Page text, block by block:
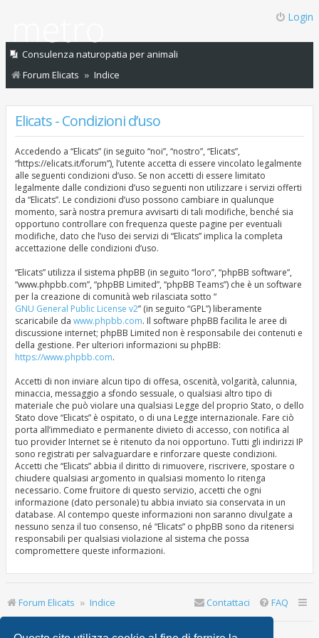
Login
Consulenza naturopatia per animali
Forum Elicats
Indice
Elicats - Condizioni d’uso
Accedendo a “Elicats” (in seguito “noi”, “nostro”, “Elicats”,
“https://elicats.it/forum”), l’utente accetta di essere vincolato legalmente
alle seguenti condizioni d’uso. Se non accetti di essere limitato
legalmente dalle condizioni d’uso seguenti non utilizzare i servizi offerti
da “Elicats”. Le condizioni d’uso possono cambiare in qualunque
momento, sarà nostra premura avvisarti di tali modifiche, benché sia
opportuno controllare con frequenza queste pagine per eventuali
modifiche, dato che l’uso dei servizi di “Elicats” implica la completa
accettazione delle condizioni d’uso.
“Elicats” utilizza il sistema phpBB (in seguito “loro”, “phpBB software”,
“www.phpbb.com”, “phpBB Limited”, “phpBB Teams”) che è un software
per la creazione di comunità web rilasciata sotto “
GNU General Public License v2” (in seguito “GPL”) liberamente
scaricabile da www.phpbb.com. Il software phpBB facilita le aree di
discussione internet; phpBB Limited non è responsabile dei contenuti e
della gestione. Per ulteriori informazioni su phpBB:
https://www.phpbb.com.
Accetti di non inviare alcun tipo di offesa, oscenità, volgarità, calunnia,
minaccia, messaggio a sfondo sessuale, o qualsiasi altro tipo di
materiale che può violare una qualsiasi Legge del proprio Stato, o dello
Stato dove “Elicats” è ospitato, o di una Legge internazionale. Fare ciò
porta all’immediato e permanente divieto di accesso, con notifica al
tuo provider Internet se è ritenuto da noi opportuno. Tutti gli indirizzi IP
sono registrati per salvaguardare e rinforzare queste condizioni.
Accetti che “Elicats” abbia il diritto di rimuovere, riscrivere, spostare o
chiudere qualsiasi argomento in qualsiasi momento lo ritenga
necessario. Come fruitore di questo servizio, accetti che ogni
informazione (dato personale) tu abbia inviato sia conservata in un
database. Al contempo queste informazioni non saranno divulgate a
nessuno senza il tuo consenso, né “Elicats” o phpBB sono da ritenersi
responsabili per qualsiasi violazione al sistema che possa
compromettere queste informazioni.
Forum Elicats Indice FAQ
Contattaci